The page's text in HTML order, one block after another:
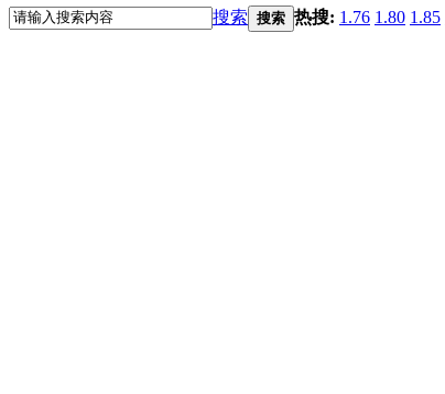
搜索 搜索 热搜: 1.76 1.80 1.85